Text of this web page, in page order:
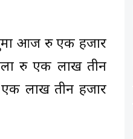
आज रु एक हजार
रु एक लाख तीन
लाख तीन हजार